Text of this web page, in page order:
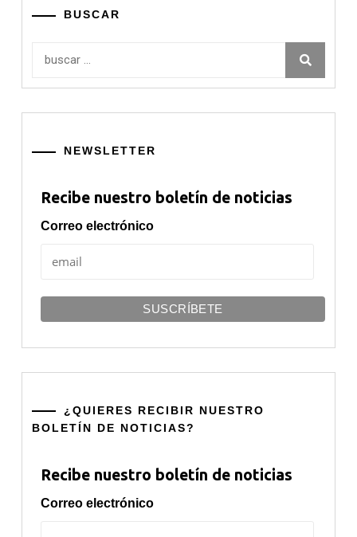
BUSCAR
NEWSLETTER
Recibe nuestro boletín de noticias
Correo electrónico
¿QUIERES RECIBIR NUESTRO
BOLETÍN DE NOTICIAS?
Recibe nuestro boletín de noticias
Correo electrónico